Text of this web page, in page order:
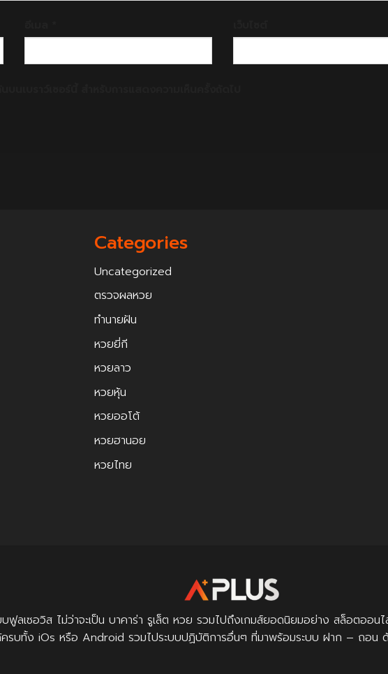
Categories
Uncategorized
ตรวจผลหวย
ทำนายฝัน
หวยยี่กี
หวยลาว
หวยหุ้น
หวยออโต้
หวยฮานอย
หวยไทย
ฟูลเซอวิส ไม่ว่าจะเป็น บาคาร่า รูเล็ต หวย รวมไปถึงเกมส์ยอดนิยมอย่าง สล็อตอ
บทั้ง iOs หรือ Android รวมไประบบปฏิบัติการอื่นๆ ที่มาพร้อมระบบ ฝาก – ถอน ด้ว